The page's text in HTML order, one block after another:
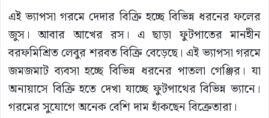
এই ভ্যাপসা গরমে দেদার বিক্রি হচ্ছে বিভিন্ন ধরনের ফলের
জুস। আবার আখের রস। এ ছাড়া ফুটপাতের মানহীন
বরফমিশ্রিত লেবুর শরবত বিক্রি বেড়েছে। এই ভ্যাপসা গরমে
জমজমাট ব্যবসা হচ্ছে বিভিন্ন ধরনের পাতলা গেঞ্জির। যা
অনায়াসে বিক্রি হতে দেখা যাচ্ছে ফুটপাথের বিভিন্ন ভ্যানে।
গরমের সুযোগে অনেক বেশি দাম হাঁকছেন বিক্রেতারা।